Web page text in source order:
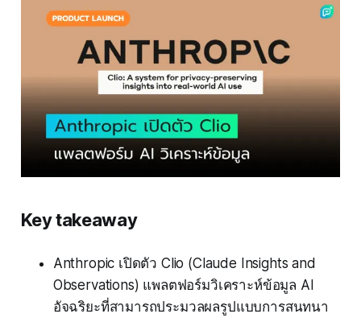
Key takeaway
Anthropic เปิดตัว Clio (Claude Insights and
Observations) แพลตฟอร์มวิเคราะห์ข้อมูล AI
อัจฉริยะที่สามารถประมวลผลรูปแบบการสนทนา